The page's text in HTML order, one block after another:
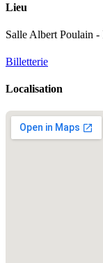
Lieu
Salle Albert Poulain -
Billetterie
Localisation